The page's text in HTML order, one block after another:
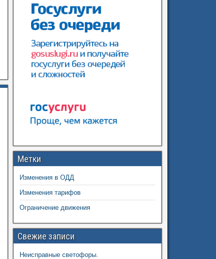
Метки
Изменения в ОДД
Изменения тарифов
Ограничение движения
Свежие записи
Неисправные светофоры.